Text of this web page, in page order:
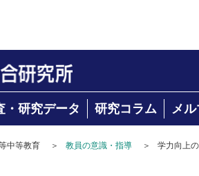
・研究データ 研究コラム メ
中等教育 ＞ 教員の意識・指導 ＞ 学力向上